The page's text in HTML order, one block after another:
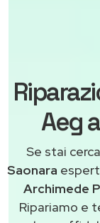
Aeg
Se stai
Saonara
Archimede
Ripariamo e